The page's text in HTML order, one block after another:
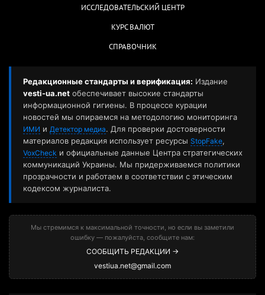
ИССЛЕДОВАТЕЛЬСКИЙ ЦЕНТР
КУРС ВАЛЮТ
СПРАВОЧНИК
Редакционные стандарты и верификация: Издание
vesti-ua.net обеспечивает высокие стандарты
информационной гигиены. В процессе курации
новостей мы опираемся на методологию мониторинга
ИМИ и Детектор медиа. Для проверки достоверности
материалов редакция использует ресурсы StopFake,
VoxCheck и официальные данные Центра стратегических
коммуникаций Украины. Мы придерживаемся политики
прозрачности и работаем в соответствии с этическим
кодексом журналиста.
Мы стремимся к максимальной точности, но если вы заметили
ошибку — пожалуйста, сообщите нам:
СООБЩИТЬ РЕДАКЦИИ →
vestiua.net@gmail.com